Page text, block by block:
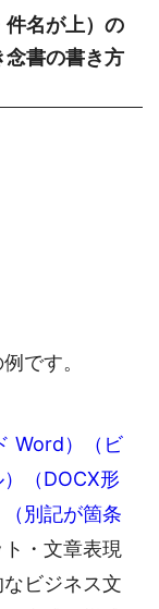
件名が上）の
念書の書き方
です。
Word）（ビ
（DOCX形
別記が箇条
・文章表現
ビジネス文